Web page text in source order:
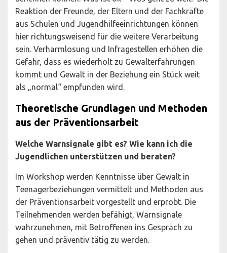
Reaktion der Freunde, der Eltern und der Fachkräfte
aus Schulen und Jugendhilfeeinrichtungen können
hier richtungsweisend für die weitere Verarbeitung
sein. Verharmlosung und Infragestellen erhöhen die
Gefahr, dass es wiederholt zu Gewalterfahrungen
kommt und Gewalt in der Beziehung ein Stück weit
als „normal“ empfunden wird.
Theoretische Grundlagen und Methoden
aus der Präventionsarbeit
Welche Warnsignale gibt es? Wie kann ich die
Jugendlichen unterstützen und beraten?
Im Workshop werden Kenntnisse über Gewalt in
Teenagerbeziehungen vermittelt und Methoden aus
der Präventionsarbeit vorgestellt und erprobt. Die
Teilnehmenden werden befähigt, Warnsignale
wahrzunehmen, mit Betroffenen ins Gespräch zu
gehen und präventiv tätig zu werden.